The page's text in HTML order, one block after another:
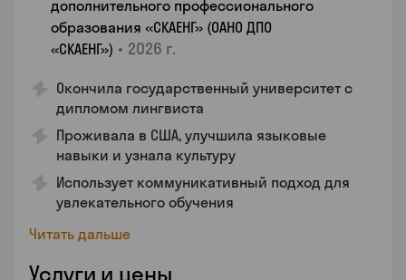
дополнительного профессионального
образования «СКАЕНГ» (ОАНО ДПО
«СКАЕНГ») • 2026 г.
Окончила государственный университет с
дипломом лингвиста
Проживала в США, улучшила языковые
навыки и узнала культуру
Использует коммуникативный подход для
увлекательного обучения
Читать дальше
Услуги и цены